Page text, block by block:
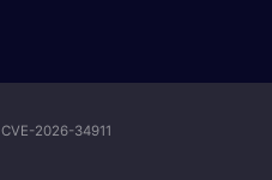
CVE-2026-34911